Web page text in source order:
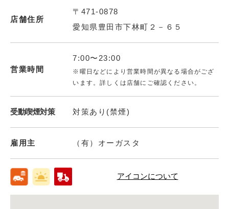
店舗住所
〒471-0878
愛知県豊田市下林町２－６５
営業時間
7:00〜23:00
※曜日などにより営業時間が異なる場合がござ
います。詳しくは店舗にご確認ください。
受動喫煙対策 対策あり(禁煙)
雇用主 （有）オーガスタ
アイコンについて